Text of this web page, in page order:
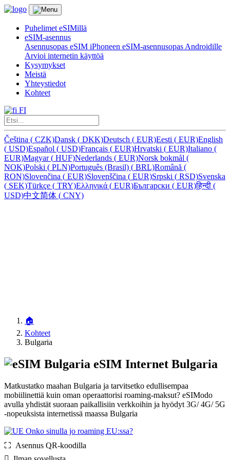
Puhelimet eSIMillä
eSIM-asennus
Asennusopas eSIM iPhoneen eSIM-asennusopas Androidille
Arvioi internetin käyttöä
Kysymykset
Meistä
Yhteystiedot
Kohteet
FI
Čeština ( CZK)Dansk ( DKK)Deutsch ( EUR)Eesti ( EUR)English
( USD)Español ( USD)Français ( EUR)Hrvatski ( EUR)Italiano (
EUR)Magyar( HUF)Nederlands ( EUR)Norsk bokmål (
NOK)Polski ( PLN)Português (Brasil) ( BRL)Română (
RON)Slovenčina ( EUR)Slovenščina ( EUR)Srpski ( RSD)Svenska
( SEK)Türkçe ( TRY)Ελληνικά ( EUR)Български ( EUR)हिन्दी (
USD)中文简体 ( CNY)
🏠
Kohteet
Bulgaria
eSIM Internet Bulgaria
Matkustatko maahan Bulgaria ja tarvitsetko edullisempaa
mobiilinettiä kuin oman operaattorisi roaming-maksut? eSIModo
avulla yhdistät suoraan paikallisiin verkkoihin ja hyödyt 3G/ 4G/ 5G
-nopeuksista internetissä maassa Bulgaria
Onko sinulla jo roaming EU:ssa?
⛶️️ Asennus QR-koodilla